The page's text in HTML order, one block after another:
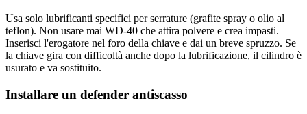
Usa solo lubrificanti specifici per serrature (grafite spray o olio al
teflon). Non usare mai WD-40 che attira polvere e crea impasti.
Inserisci l'erogatore nel foro della chiave e dai un breve spruzzo. Se
la chiave gira con difficoltà anche dopo la lubrificazione, il cilindro è
usurato e va sostituito.
Installare un defender antiscasso